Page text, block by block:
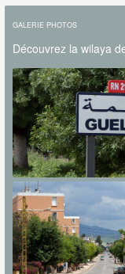
GALERIE PHOTOS
Découvrez la wilaya